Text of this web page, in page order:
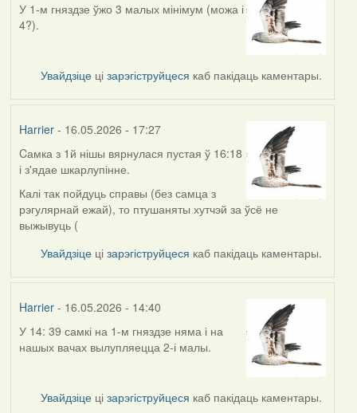
У 1-м гняздзе ўжо 3 малых мінімум (можа і
4?).
Увайдзіце цізарэгіструйцеся каб пакідаць каментары.
Harrier- 16.05.2026 - 17:27
Cамка з 1й нішы вярнулася пустая ў 16:18
і з'ядае шкарлупінне.
Калі так пойдуць справы (без самца з
рэгулярнай ежай), то птушаняты хутчэй за ўсё не
выжывуць (
Увайдзіце цізарэгіструйцеся каб пакідаць каментары.
Harrier- 16.05.2026 - 14:40
У 14: 39 самкі на 1-м гняздзе няма і на
нашых вачах вылупляецца 2-і малы.
Увайдзіце цізарэгіструйцеся каб пакідаць каментары.